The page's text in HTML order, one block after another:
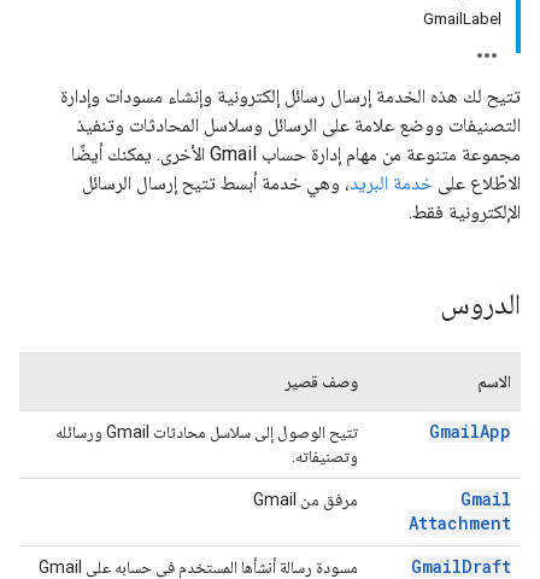
GmailLabel
تتيح لك هذه الخدمة إرسال رسائل إلكترونية وإنشاء مسودات وإدارة
التصنيفات ووضع علامة على الرسائل وسلاسل المحادثات وتنفيذ
مجموعة متنوعة من مهام إدارة حساب Gmail الأخرى. يمكنك أيضًا
الاطّلاع على خدمة البريد، وهي خدمة أبسط تتيح إرسال الرسائل
الإلكترونية فقط.
الدروس
الاسم وصف قصير
GmailApp
تتيح الوصول إلى سلاسل محادثات Gmail ورسائله
وتصنيفاته.
Gmail
Attachment
مرفق من Gmail
GmailDraft مسودة رسالة أنشأها المستخدم في حسابه على Gmail